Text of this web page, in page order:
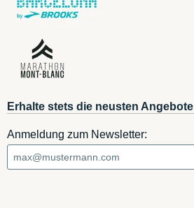
Erhalte stets die neusten Angebote
Anmeldung zum Newsletter: